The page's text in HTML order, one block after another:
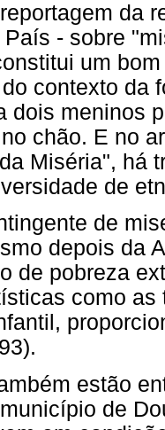
da
- sobre
um
contexto da
dois meninos
chão. E no
Miséria", há
de
de
depois da
de pobreza
como
estão
de